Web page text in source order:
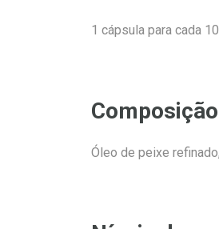
1 cápsula para cada
Composição
Óleo de peixe